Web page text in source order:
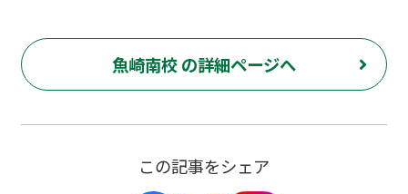
魚崎南校 の詳細ページへ
この記事をシェア